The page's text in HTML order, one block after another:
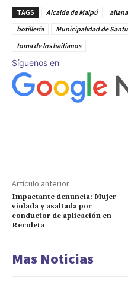
TAGS Alcalde de Maipú
botillería
Municipalidad de
toma de los haitianos
Síguenos en
Artículo anterior
Impactante denuncia: Mujer
violada y asaltada por
conductor de aplicación en
Recoleta
Mas Noticias